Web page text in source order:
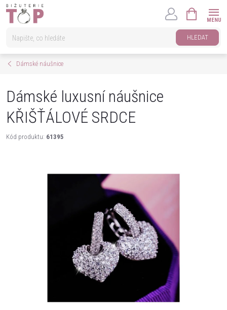
Přejít
HLEDAT
KOŠÍK
Dámské náušnice
Dámské luxusní náušnice
KŘIŠŤÁLOVÉ SRDCE
Kód produktu: 61395